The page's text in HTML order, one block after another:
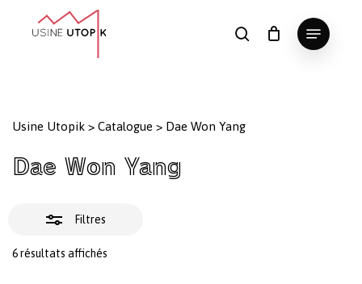
search
Menu
Panier Fermer
le
Usine Utopik > Catalogue > Dae Won Yang
Dae Won Yang
Filtres
6 résultats affichés
Fermer
lesClose